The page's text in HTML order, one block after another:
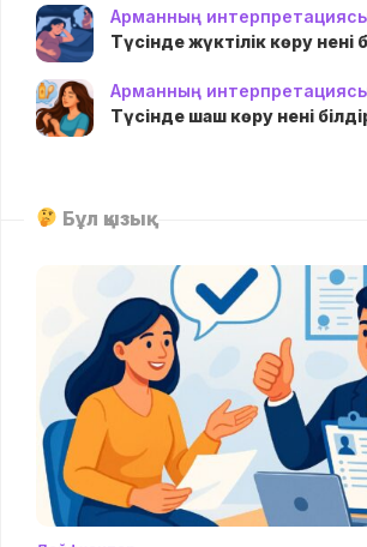
Арманның
Түсінде жүктілік көру нені
Арманның
Түсінде шаш көру нені
Бұл қызық